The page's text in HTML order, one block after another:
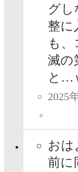
グし
整
も
滅の
と…
2025
おは
前に